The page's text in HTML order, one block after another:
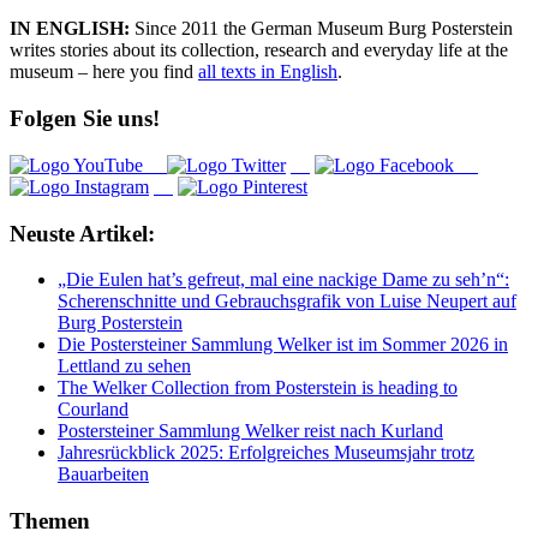
IN ENGLISH: Since 2011 the German Museum Burg Posterstein
writes stories about its collection, research and everyday life at the
museum – here you find all texts in English.
Folgen Sie uns!
Neuste Artikel:
„Die Eulen hat’s gefreut, mal eine nackige Dame zu seh’n“:
Scherenschnitte und Gebrauchsgrafik von Luise Neupert auf
Burg Posterstein
Die Postersteiner Sammlung Welker ist im Sommer 2026 in
Lettland zu sehen
The Welker Collection from Posterstein is heading to
Courland
Postersteiner Sammlung Welker reist nach Kurland
Jahresrückblick 2025: Erfolgreiches Museumsjahr trotz
Bauarbeiten
Themen